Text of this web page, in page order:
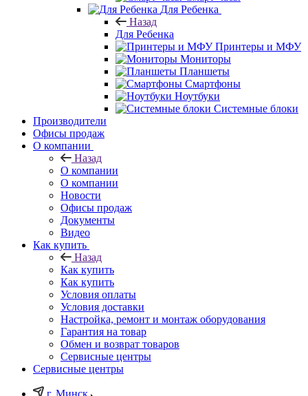
Для Ребенка
Назад
Для Ребенка
Принтеры и МФУ
Мониторы
Планшеты
Смартфоны
Ноутбуки
Системные блоки
Производители
Офисы продаж
О компании
Назад
О компании
О компании
Новости
Офисы продаж
Документы
Видео
Как купить
Назад
Как купить
Как купить
Условия оплаты
Условия доставки
Настройка, ремонт и монтаж оборудования
Гарантия на товар
Обмен и возврат товаров
Сервисные центры
Сервисные центры
г. Минск